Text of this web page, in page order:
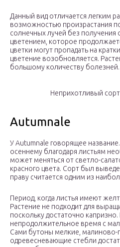
Данный вид отличается легким
возможностью произрастания
солнечных лучей без
цветением, которое
цветки могут пропадать на
цветение возобновляется.
большому количеству болезней.
Неприхотливый
Autumnale
У Autumnale говорящее
осеннему благодаря листьям
может меняться от светло-
красного цвета. Сорт был
праву считается одним из
Период, когда листья имеют
Растение не подходит для
поскольку достаточно
непродолжительное время с
Сами бутоны мелкие, малиново-
одревесневающие стебли